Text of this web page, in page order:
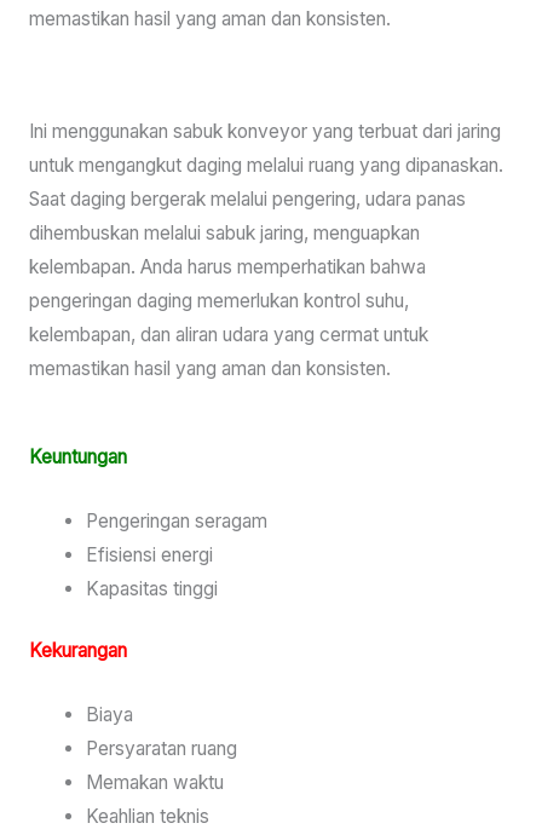
memastikan hasil yang aman dan konsisten.
Ini menggunakan sabuk konveyor yang terbuat dari jaring
untuk mengangkut daging melalui ruang yang dipanaskan.
Saat daging bergerak melalui pengering, udara panas
dihembuskan melalui sabuk jaring, menguapkan
kelembapan. Anda harus memperhatikan bahwa
pengeringan daging memerlukan kontrol suhu,
kelembapan, dan aliran udara yang cermat untuk
memastikan hasil yang aman dan konsisten.
Keuntungan
Pengeringan seragam
Efisiensi energi
Kapasitas tinggi
Kekurangan
Biaya
Persyaratan ruang
Memakan waktu
Keahlian teknis